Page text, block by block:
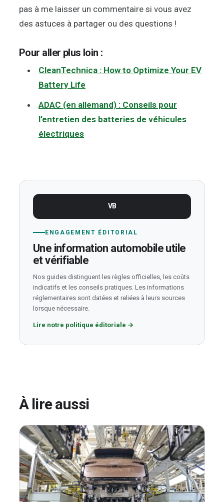
pas à me laisser un commentaire si vous avez
des astuces à partager ou des questions !
Pour aller plus loin :
CleanTechnica : How to Optimize Your EV
Battery Life
ADAC (en allemand) : Conseils pour
l’entretien des batteries de véhicules
électriques
VB
ENGAGEMENT ÉDITORIAL
Une information automobile utile
et vérifiable
Nos guides distinguent les règles officielles, les coûts
indicatifs et les conseils pratiques. Les informations
réglementaires sont datées et reliées à leurs sources
lorsque nécessaire.
Lire notre politique éditoriale →
À lire aussi